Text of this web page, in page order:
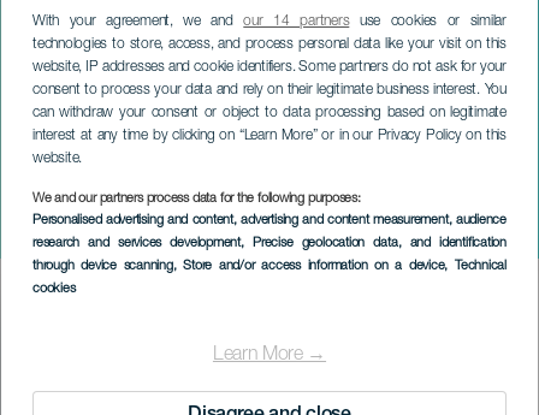
With your agreement, we andour 14 partnersuse cookies or similar
technologies to store, access, and process personal data like your visit on this
website, IP addresses and cookie identifiers. Some partners do not ask for your
consent to process your data and rely on their legitimate business interest. You
can withdraw your consent or object to data processing based on legitimate
interest at any time by clicking on “Learn More” or in our Privacy Policy on this
website.
We and our partners process data for the following purposes:
Personalised advertising and content, advertising and content measurement, audience
research and services development, Precise geolocation data, and identification
through device scanning, Store and/or access information on a device, Technical
cookies
Learn More →
Aridane Criminal
LA PALMA
Imagen